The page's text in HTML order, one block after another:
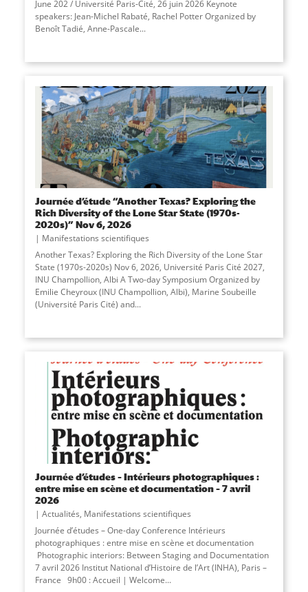
June 202 / Université Paris-Cité, 26 juin 2026 Keynote
speakers: Jean-Michel Rabaté, Rachel Potter Organized by
Benoît Tadié, Anne-Pascale...
Journée d’étude “Another Texas? Exploring the
Rich Diversity of the Lone Star State (1970s-
2020s)” Nov 6, 2026
Manifestations scientifiques
Another Texas? Exploring the Rich Diversity of the Lone Star
State (1970s-2020s) Nov 6, 2026, Université Paris Cité 2027,
INU Champollion, Albi A Two-day Symposium Organized by
Emilie Cheyroux (INU Champollion, Albi), Marine Soubeille
(Université Paris Cité) and...
Journée d’études – Intérieurs photographiques :
entre mise en scène et documentation – 7 avril
2026
Actualités, Manifestations scientifiques
Journée d’études – One-day Conference Intérieurs
photographiques : entre mise en scène et documentation
Photographic interiors: Between Staging and Documentation
7 avril 2026 Institut National d’Histoire de l’Art (INHA), Paris –
France 9h00 : Accueil | Welcome...